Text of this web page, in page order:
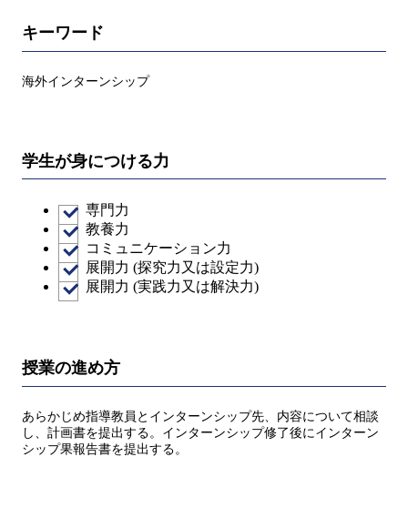
キーワード
海外インターンシップ
学生が身につける力
専門力
教養力
コミュニケーション力
展開力 (探究力又は設定力)
展開力 (実践力又は解決力)
授業の進め方
あらかじめ指導教員とインターンシップ先、内容について相談
し、計画書を提出する。インターンシップ修了後にインターン
シップ果報告書を提出する。